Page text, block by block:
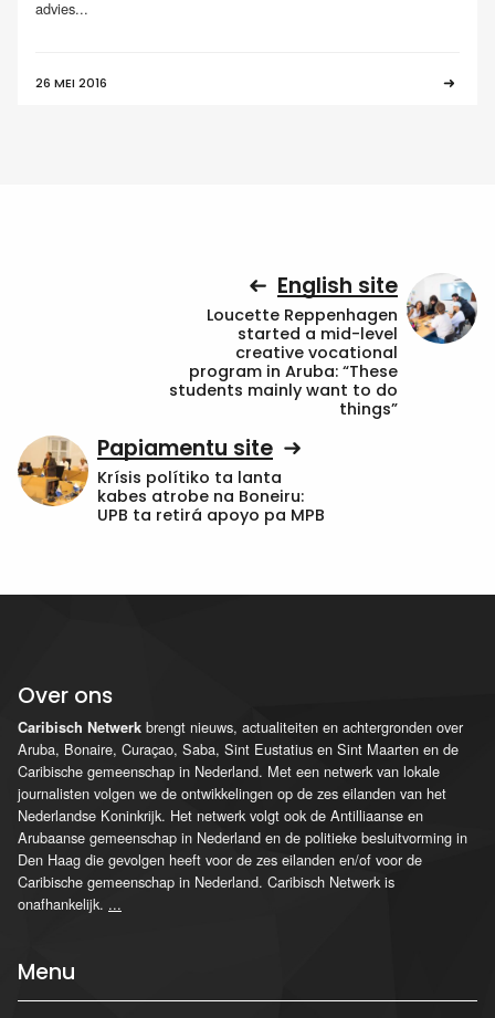
advies...
26 MEI 2016
English site
Loucette Reppenhagen
started a mid-level
creative vocational
program in Aruba: “These
students mainly want to do
things”
Papiamentu site
Krísis polítiko ta lanta
kabes atrobe na Boneiru:
UPB ta retirá apoyo pa MPB
Over ons
Caribisch Netwerk brengt nieuws, actualiteiten en achtergronden over
Aruba, Bonaire, Curaçao, Saba, Sint Eustatius en Sint Maarten en de
Caribische gemeenschap in Nederland. Met een netwerk van lokale
journalisten volgen we de ontwikkelingen op de zes eilanden van het
Nederlandse Koninkrijk. Het netwerk volgt ook de Antilliaanse en
Arubaanse gemeenschap in Nederland en de politieke besluitvorming in
Den Haag die gevolgen heeft voor de zes eilanden en/of voor de
Caribische gemeenschap in Nederland. Caribisch Netwerk is
onafhankelijk. ...
Menu